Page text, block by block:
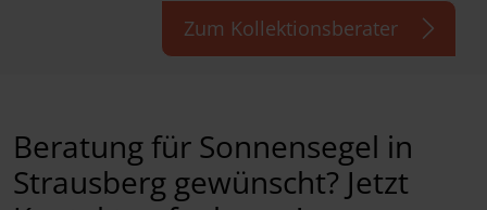
Zum Kollektionsberater
Beratung für Sonnensegel in
Strausberg gewünscht? Jetzt